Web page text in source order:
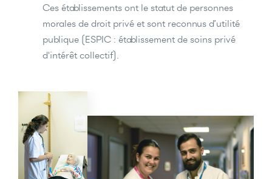
Ces établissements ont le statut de personnes
morales de droit privé et sont reconnus d’utilité
publique (ESPIC : établissement de soins privé
d'intérêt collectif).